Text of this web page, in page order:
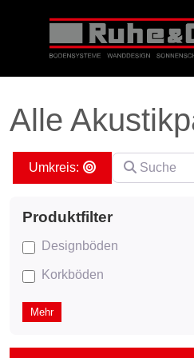
Alle
Search By
Suche
Designböden
Korkböden
Mehr